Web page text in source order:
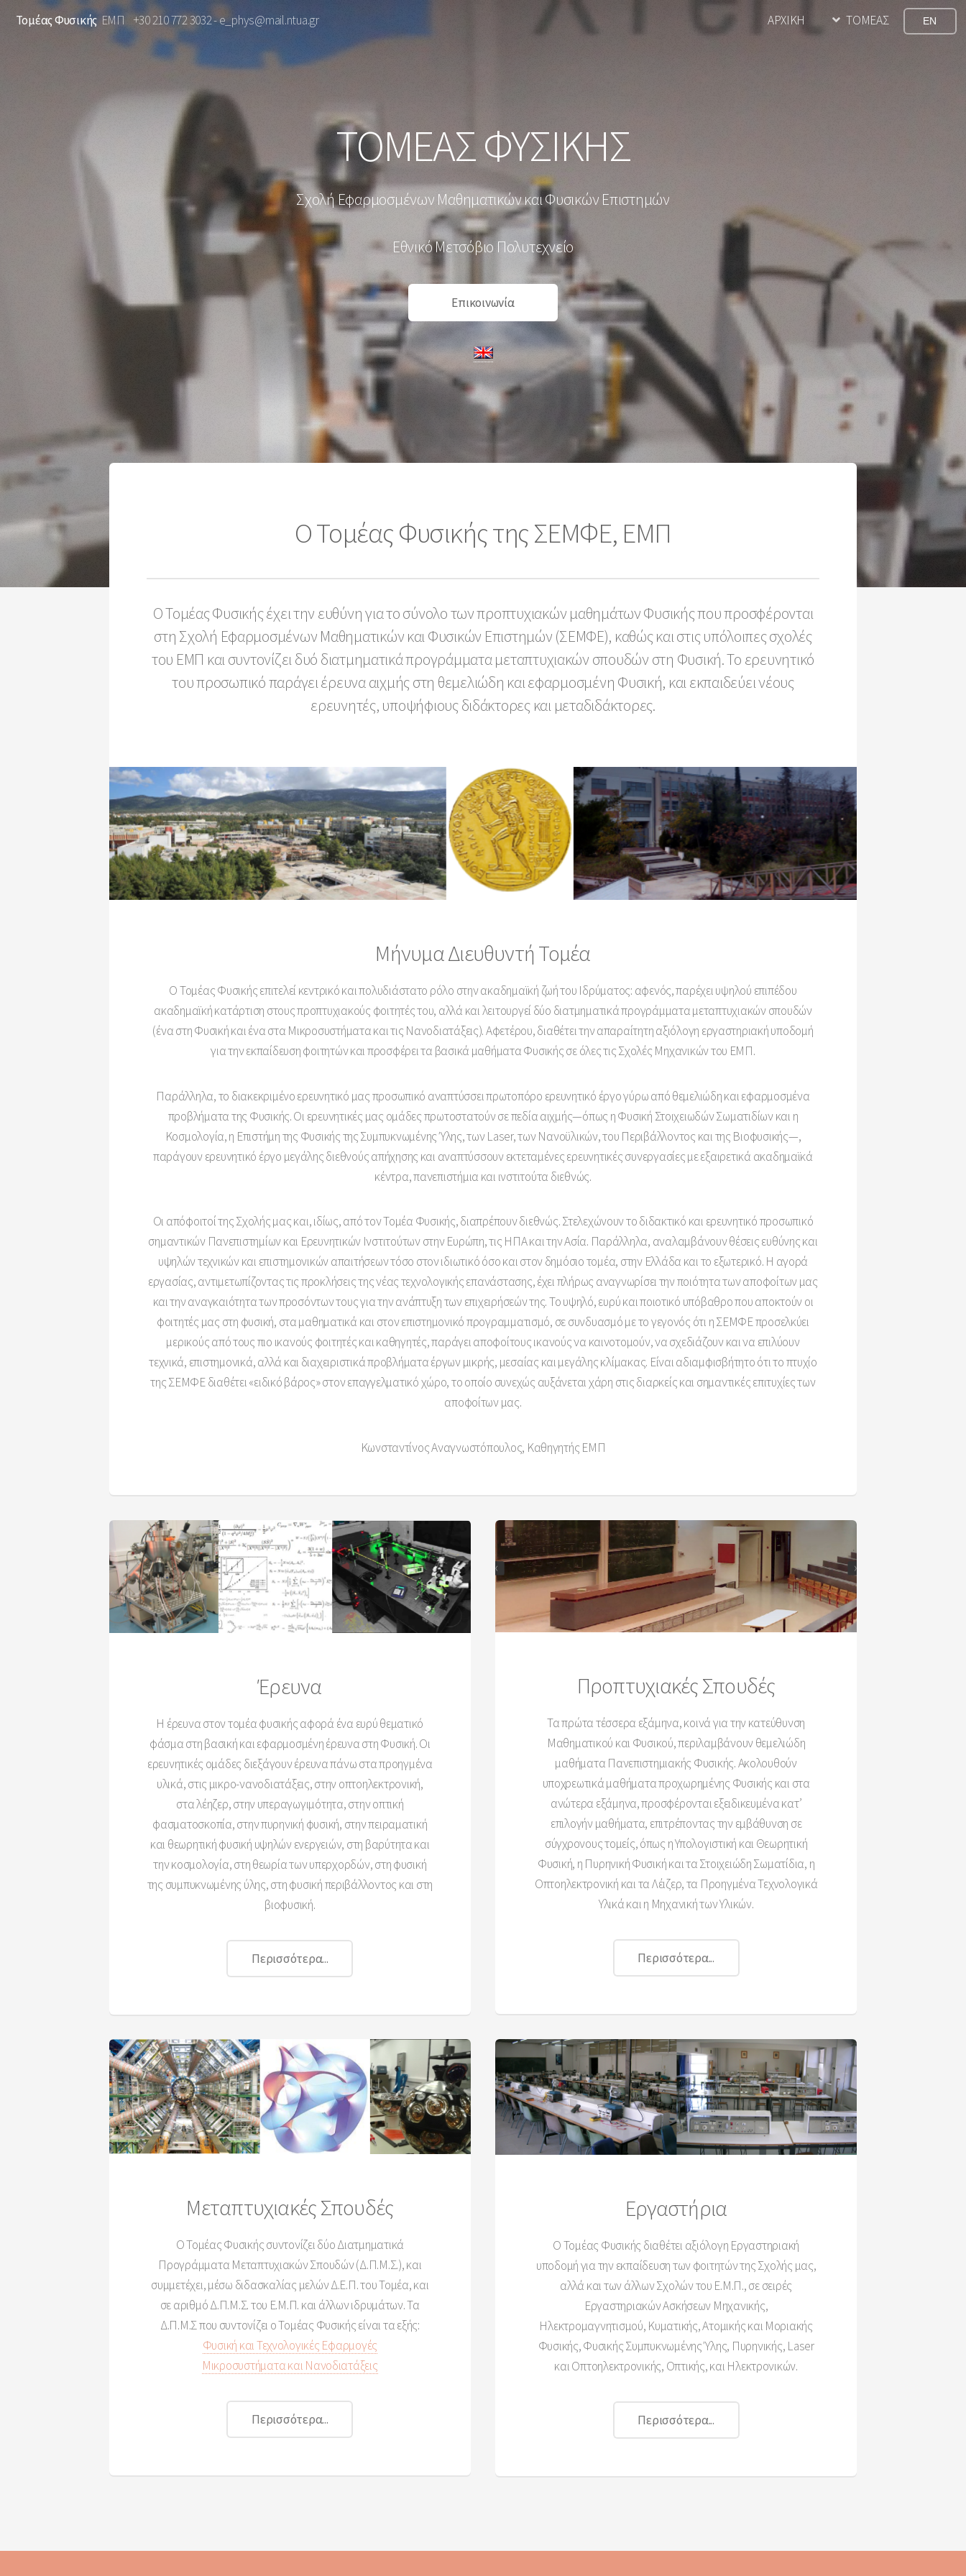
Τομέας ΦυσικήςΕΜΠ +30 210 772 3032 - e_phys@mail.ntua.gr ΑΡΧΙΚΗ ΤΟΜΕΑΣ EN
ΤΟΜΕΑΣ ΦΥΣΙΚΗΣ
Σχολή Εφαρμοσμένων Μαθηματικών και Φυσικών Επιστημών
Εθνικό Μετσόβιο Πολυτεχνείο
Επικοινωνία
Ο Τομέας Φυσικής της ΣΕΜΦΕ, ΕΜΠ
Ο Τομέας Φυσικής έχει την ευθύνη για το σύνολο των προπτυχιακών μαθημάτων Φυσικής που προσφέρονται
στη Σχολή Εφαρμοσμένων Μαθηματικών και Φυσικών Επιστημών (ΣΕΜΦΕ), καθώς και στις υπόλοιπες σχολές
του ΕΜΠ και συντονίζει δυό διατμηματικά προγράμματα μεταπτυχιακών σπουδών στη Φυσική. Το ερευνητικό
του προσωπικό παράγει έρευνα αιχμής στη θεμελιώδη και εφαρμοσμένη Φυσική, και εκπαιδεύει νέους
ερευνητές, υποψήφιους διδάκτορες και μεταδιδάκτορες.
Μήνυμα Διευθυντή Τομέα
Ο Τομέας Φυσικής επιτελεί κεντρικό και πολυδιάστατο ρόλο στην ακαδημαϊκή ζωή του Ιδρύματος: αφενός, παρέχει υψηλού επιπέδου
ακαδημαϊκή κατάρτιση στους προπτυχιακούς φοιτητές του, αλλά και λειτουργεί δύο διατμηματικά προγράμματα μεταπτυχιακών σπουδών
(ένα στη Φυσική και ένα στα Μικροσυστήματα και τις Νανοδιατάξεις). Αφετέρου, διαθέτει την απαραίτητη αξιόλογη εργαστηριακή υποδομή
για την εκπαίδευση φοιτητών και προσφέρει τα βασικά μαθήματα Φυσικής σε όλες τις Σχολές Μηχανικών του ΕΜΠ.
Παράλληλα, το διακεκριμένο ερευνητικό μας προσωπικό αναπτύσσει πρωτοπόρο ερευνητικό έργο γύρω από θεμελιώδη και εφαρμοσμένα
προβλήματα της Φυσικής. Οι ερευνητικές μας ομάδες πρωτοστατούν σε πεδία αιχμής—όπως η Φυσική Στοιχειωδών Σωματιδίων και η
Κοσμολογία, η Επιστήμη της Φυσικής της Συμπυκνωμένης Ύλης, των Laser, των Νανοϋλικών, του Περιβάλλοντος και της Βιοφυσικής—,
παράγουν ερευνητικό έργο μεγάλης διεθνούς απήχησης και αναπτύσσουν εκτεταμένες ερευνητικές συνεργασίες με εξαιρετικά ακαδημαϊκά
κέντρα, πανεπιστήμια και ινστιτούτα διεθνώς.
Οι απόφοιτοί της Σχολής μας και, ιδίως, από τον Τομέα Φυσικής, διαπρέπουν διεθνώς. Στελεχώνουν το διδακτικό και ερευνητικό προσωπικό
σημαντικών Πανεπιστημίων και Ερευνητικών Ινστιτούτων στην Ευρώπη, τις ΗΠΑ και την Ασία. Παράλληλα, αναλαμβάνουν θέσεις ευθύνης και
υψηλών τεχνικών και επιστημονικών απαιτήσεων τόσο στον ιδιωτικό όσο και στον δημόσιο τομέα, στην Ελλάδα και το εξωτερικό. Η αγορά
εργασίας, αντιμετωπίζοντας τις προκλήσεις της νέας τεχνολογικής επανάστασης, έχει πλήρως αναγνωρίσει την ποιότητα των αποφοίτων μας
και την αναγκαιότητα των προσόντων τους για την ανάπτυξη των επιχειρήσεών της. Το υψηλό, ευρύ και ποιοτικό υπόβαθρο που αποκτούν οι
φοιτητές μας στη φυσική, στα μαθηματικά και στον επιστημονικό προγραμματισμό, σε συνδυασμό με το γεγονός ότι η ΣΕΜΦΕ προσελκύει
μερικούς από τους πιο ικανούς φοιτητές και καθηγητές, παράγει αποφοίτους ικανούς να καινοτομούν, να σχεδιάζουν και να επιλύουν
τεχνικά, επιστημονικά, αλλά και διαχειριστικά προβλήματα έργων μικρής, μεσαίας και μεγάλης κλίμακας. Είναι αδιαμφισβήτητο ότι το πτυχίο
της ΣΕΜΦΕ διαθέτει «ειδικό βάρος» στον επαγγελματικό χώρο, το οποίο συνεχώς αυξάνεται χάρη στις διαρκείς και σημαντικές επιτυχίες των
αποφοίτων μας.
Κωνσταντίνος Αναγνωστόπουλος, Καθηγητής ΕΜΠ
Έρευνα
Η έρευνα στον τομέα φυσικής αφορά ένα ευρύ θεματικό
φάσμα στη βασική και εφαρμοσμένη έρευνα στη Φυσική. Οι
ερευνητικές ομάδες διεξάγουν έρευνα πάνω στα προηγμένα
υλικά, στις μικρο-νανοδιατάξεις, στην οπτοηλεκτρονική,
στα λέηζερ, στην υπεραγωγιμότητα, στην οπτική
φασματοσκοπία, στην πυρηνική φυσική, στην πειραματική
και θεωρητική φυσική υψηλών ενεργειών, στη βαρύτητα και
την κοσμολογία, στη θεωρία των υπερχορδών, στη φυσική
της συμπυκνωμένης ύλης, στη φυσική περιβάλλοντος και στη
βιοφυσική.
Περισσότερα...
Προπτυχιακές Σπουδές
Τα πρώτα τέσσερα εξάμηνα, κοινά για την κατεύθυνση
Μαθηματικού και Φυσικού, περιλαμβάνουν θεμελιώδη
μαθήματα Πανεπιστημιακής Φυσικής. Ακολουθούν
υποχρεωτικά μαθήματα προχωρημένης Φυσικής και στα
ανώτερα εξάμηνα, προσφέρονται εξειδικευμένα κατ’
επιλογήν μαθήματα, επιτρέποντας την εμβάθυνση σε
σύγχρονους τομείς, όπως η Υπολογιστική και Θεωρητική
Φυσική, η Πυρηνική Φυσική και τα Στοιχειώδη Σωματίδια, η
Οπτοηλεκτρονική και τα Λέιζερ, τα Προηγμένα Τεχνολογικά
Υλικά και η Μηχανική των Υλικών.
Περισσότερα...
Μεταπτυχιακές Σπουδές
Ο Τομέας Φυσικής συντονίζει δύο Διατμηματικά
Προγράμματα Μεταπτυχιακών Σπουδών (Δ.Π.Μ.Σ.), και
συμμετέχει, μέσω διδασκαλίας μελών Δ.Ε.Π. του Τομέα, και
σε αριθμό Δ.Π.Μ.Σ. του Ε.Μ.Π. και άλλων ιδρυμάτων. Τα
Δ.Π.Μ.Σ που συντονίζει ο Τομέας Φυσικής είναι τα εξής:
Φυσική και Τεχνολογικές Εφαρμογές
Μικροσυστήματα και Νανοδιατάξεις
Περισσότερα...
Εργαστήρια
O Τομέας Φυσικής διαθέτει αξιόλογη Εργαστηριακή
υποδομή για την εκπαίδευση των φοιτητών της Σχολής μας,
αλλά και των άλλων Σχολών του Ε.Μ.Π., σε σειρές
Εργαστηριακών Ασκήσεων Μηχανικής,
Ηλεκτρομαγνητισμού, Κυματικής, Ατομικής και Μοριακής
Φυσικής, Φυσικής Συμπυκνωμένης Ύλης, Πυρηνικής, Laser
και Οπτοηλεκτρονικής, Οπτικής, και Ηλεκτρονικών.
Περισσότερα...